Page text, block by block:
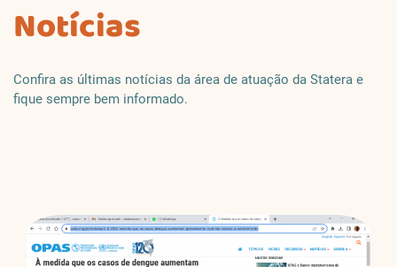
Notícias
Confira as últimas notícias da área de atuação da Statera e
fique sempre bem informado.